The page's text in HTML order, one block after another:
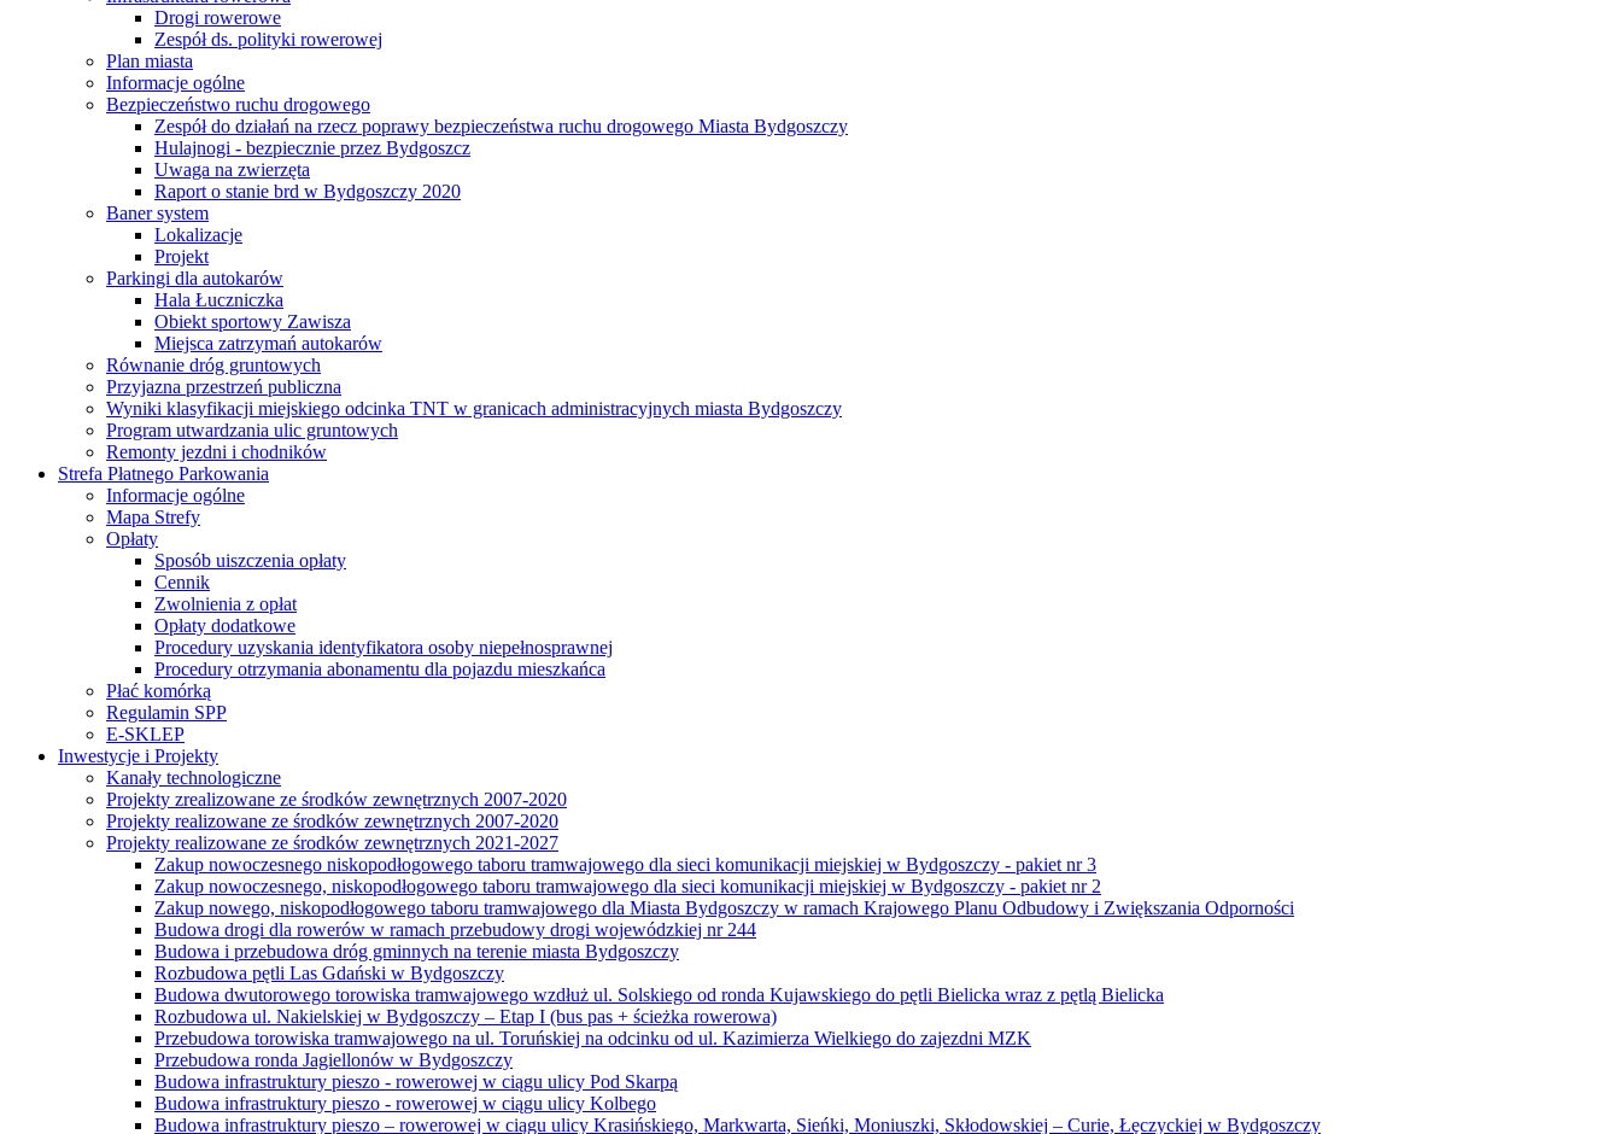
Drogi rowerowe
Zespół ds. polityki rowerowej
Plan miasta
Informacje ogólne
Bezpieczeństwo ruchu drogowego
Zespół do działań na rzecz poprawy bezpieczeństwa ruchu drogowego Miasta Bydgoszczy
Hulajnogi - bezpiecznie przez Bydgoszcz
Uwaga na zwierzęta
Raport o stanie brd w Bydgoszczy 2020
Baner system
Lokalizacje
Projekt
Parkingi dla autokarów
Hala Łuczniczka
Obiekt sportowy Zawisza
Miejsca zatrzymań autokarów
Równanie dróg gruntowych
Przyjazna przestrzeń publiczna
Wyniki klasyfikacji miejskiego odcinka TNT w granicach administracyjnych miasta Bydgoszczy
Program utwardzania ulic gruntowych
Remonty jezdni i chodników
Strefa Płatnego Parkowania
Informacje ogólne
Mapa Strefy
Opłaty
Sposób uiszczenia opłaty
Cennik
Zwolnienia z opłat
Opłaty dodatkowe
Procedury uzyskania identyfikatora osoby niepełnosprawnej
Procedury otrzymania abonamentu dla pojazdu mieszkańca
Płać komórką
Regulamin SPP
E-SKLEP
Inwestycje i Projekty
Kanały technologiczne
Projekty zrealizowane ze środków zewnętrznych 2007-2020
Projekty realizowane ze środków zewnętrznych 2007-2020
Projekty realizowane ze środków zewnętrznych 2021-2027
Zakup nowoczesnego niskopodłogowego taboru tramwajowego dla sieci komunikacji miejskiej w Bydgoszczy - pakiet nr 3
Zakup nowoczesnego, niskopodłogowego taboru tramwajowego dla sieci komunikacji miejskiej w Bydgoszczy - pakiet nr 2
Zakup nowego, niskopodłogowego taboru tramwajowego dla Miasta Bydgoszczy w ramach Krajowego Planu Odbudowy i Zwiększania Odporności
Budowa drogi dla rowerów w ramach przebudowy drogi wojewódzkiej nr 244
Budowa i przebudowa dróg gminnych na terenie miasta Bydgoszczy
Rozbudowa pętli Las Gdański w Bydgoszczy
Budowa dwutorowego torowiska tramwajowego wzdłuż ul. Solskiego od ronda Kujawskiego do pętli Bielicka wraz z pętlą Bielicka
Rozbudowa ul. Nakielskiej w Bydgoszczy – Etap I (bus pas + ścieżka rowerowa)
Przebudowa torowiska tramwajowego na ul. Toruńskiej na odcinku od ul. Kazimierza Wielkiego do zajezdni MZK
Przebudowa ronda Jagiellonów w Bydgoszczy
Budowa infrastruktury pieszo - rowerowej w ciągu ulicy Pod Skarpą
Budowa infrastruktury pieszo - rowerowej w ciągu ulicy Kolbego
Budowa infrastruktury pieszo – rowerowej w ciągu ulicy Krasińskiego, Markwarta, Sieńki, Moniuszki, Skłodowskiej – Curie, Łęczyckiej w Bydgoszczy